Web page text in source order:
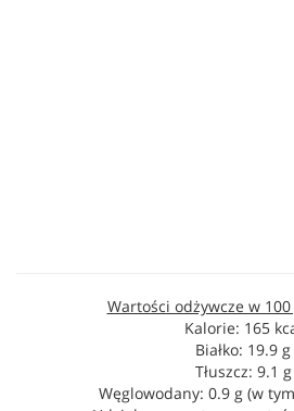
Wartości odżywcze w
Kalorie: 165
Białko: 19.9 g
Tłuszcz: 9.1 g
Węglowodany: 0.9 g (w